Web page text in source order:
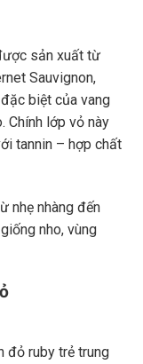
sản xuất từ
Sauvignon,
biệt của vang
Chính lớp vỏ này
tannin – hợp chất
nhẹ nhàng đến
nho, vùng
đỏ ruby trẻ trung